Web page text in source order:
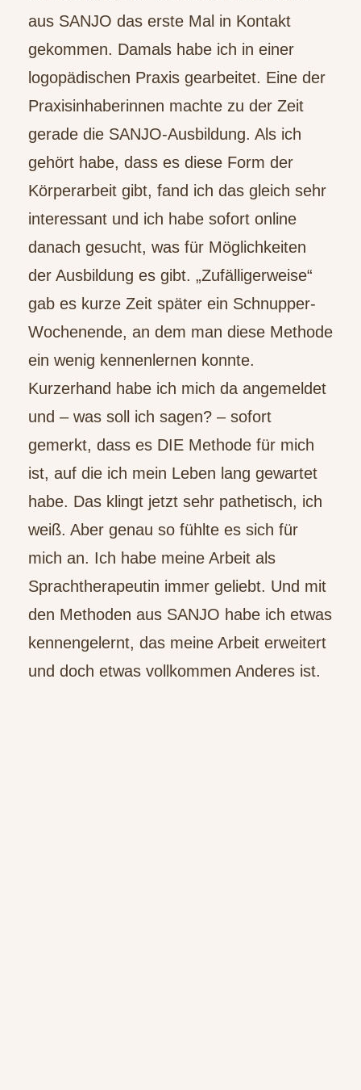
aus SANJO das erste Mal in Kontakt
gekommen. Damals habe ich in einer
logopädischen Praxis gearbeitet. Eine der
Praxisinhaberinnen machte zu der Zeit
gerade die SANJO-Ausbildung. Als ich
gehört habe, dass es diese Form der
Körperarbeit gibt, fand ich das gleich sehr
interessant und ich habe sofort online
danach gesucht, was für Möglichkeiten
der Ausbildung es gibt. „Zufälligerweise“
gab es kurze Zeit später ein Schnupper-
Wochenende, an dem man diese Methode
ein wenig kennenlernen konnte.
Kurzerhand habe ich mich da angemeldet
und – was soll ich sagen? – sofort
gemerkt, dass es DIE Methode für mich
ist, auf die ich mein Leben lang gewartet
habe. Das klingt jetzt sehr pathetisch, ich
weiß. Aber genau so fühlte es sich für
mich an. Ich habe meine Arbeit als
Sprachtherapeutin immer geliebt. Und mit
den Methoden aus SANJO habe ich etwas
kennengelernt, das meine Arbeit erweitert
und doch etwas vollkommen Anderes ist.